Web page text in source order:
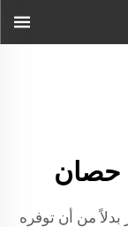
من أن توفره